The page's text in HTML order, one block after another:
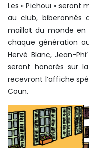
Les « Pichouï » seront
au club, biberonnés
maillot du monde en
chaque génération
Hervé Blanc, Jean-
seront honorés sur
recevront l’affiche
Coun.